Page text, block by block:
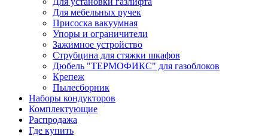
Для мебельных ручек
Присоска вакуумная
Упоры и ограничители
Зажимное устройство
Струбцина для стяжки шкафов
Дюбель "ТЕРМОФИКС" для газоблоков
Крепеж
Пылесборник
Наборы кондукторов
Комплектующие
Распродажа
Где купить